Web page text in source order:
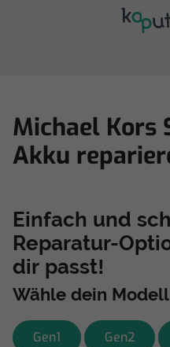
Selbst
Reparieren
Shop
Michael Kors
Akku
Einfach und
Reparatur-
dir passt!
Wähle dein Modell
Gen1 Gen2